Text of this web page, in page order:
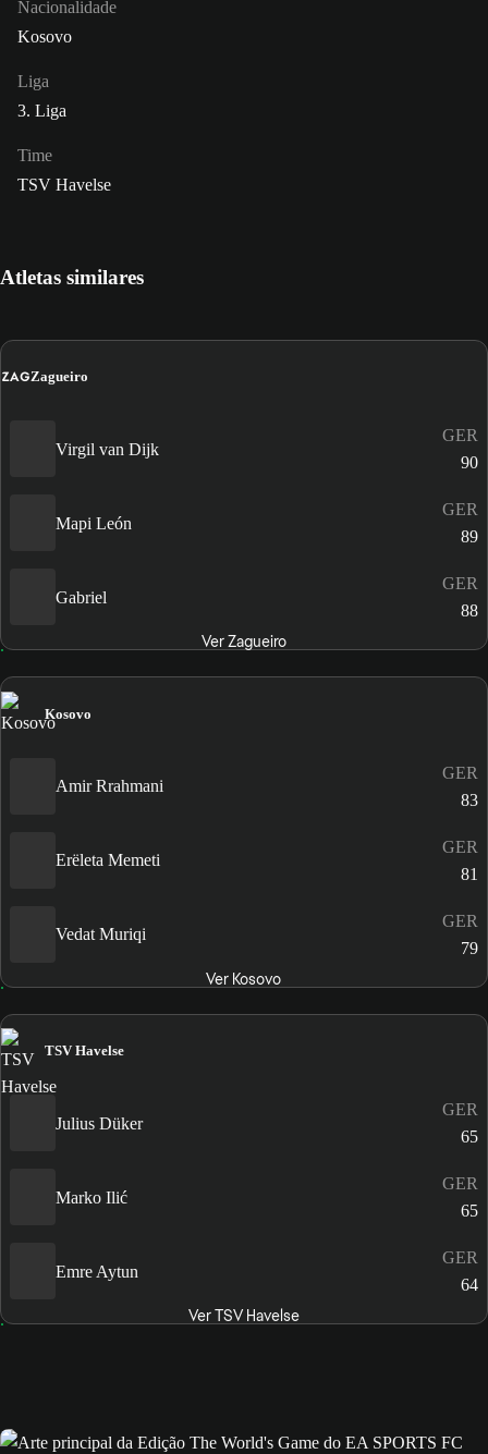
Nacionalidade
Kosovo
Liga
3. Liga
Time
TSV Havelse
Atletas similares
ZAGZagueiro
Virgil van Dijk
GER
90
Mapi León
GER
89
Gabriel
GER
88
Ver Zagueiro
Kosovo
Amir Rrahmani
GER
83
Erëleta Memeti
GER
81
Vedat Muriqi
GER
79
Ver Kosovo
TSV Havelse
Julius Düker
GER
65
Marko Ilić
GER
65
Emre Aytun
GER
64
Ver TSV Havelse